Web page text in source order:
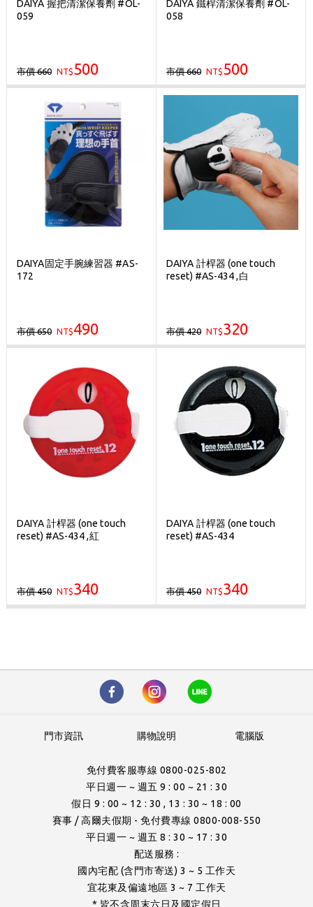
DAIYA 握把清潔保養劑 #OL-
059
市價 660 NT$500
DAIYA 鐵桿清潔保養劑 #OL-
058
市價 660 NT$500
DAIYA固定手腕練習器 #AS-
172
市價 650 NT$490
DAIYA 計桿器 (one touch
reset) #AS-434 ,白
市價 420 NT$320
DAIYA 計桿器 (one touch
reset) #AS-434 ,紅
市價 450 NT$340
DAIYA 計桿器 (one touch
reset) #AS-434
市價 450 NT$340
電腦版
購物說明
門市資訊
免付費客服專線 0800-025-802
平日週一 ~ 週五 9 : 00 ~ 21 : 30
假日 9 : 00 ~ 12 : 30 , 13 : 30 ~ 18 : 00
賽事 / 高爾夫假期 - 免付費專線 0800-008-550
平日週一 ~ 週五 8 : 30 ~ 17 : 30
配送服務 :
國內宅配 (含門市寄送) 3 ~ 5 工作天
宜花東及偏遠地區 3 ~ 7 工作天
* 皆不含周末六日及國定假日